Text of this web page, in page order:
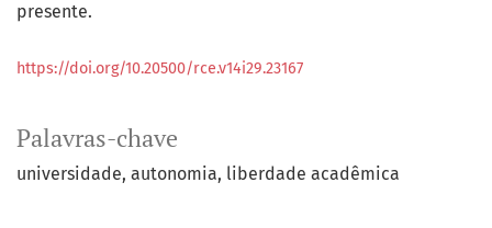
Palavras-chave
universidade autonomia liberdade acadêmica
presente.
https://doi.org/10.20500/rce.v14i29.23167